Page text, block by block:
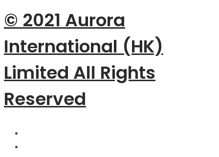
© 2021 Aurora
International (HK)
Limited All Rights
Reserved